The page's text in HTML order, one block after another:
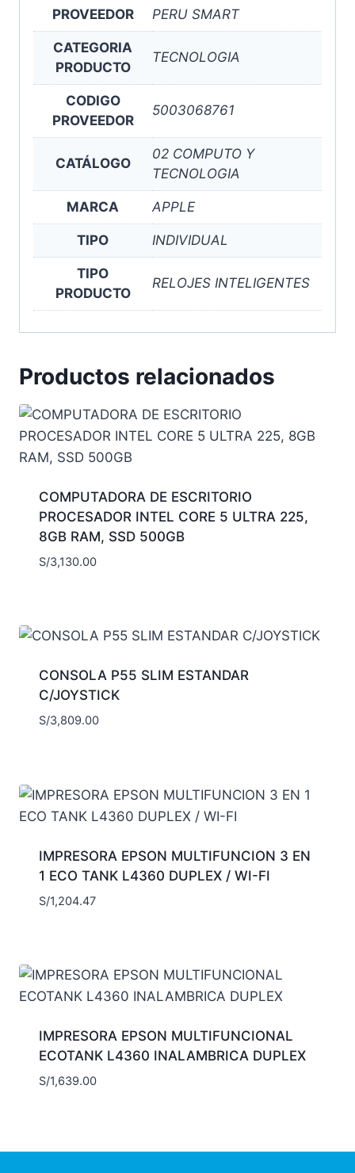
PROVEEDOR PERU SMART
CATEGORIA
PRODUCTO
TECNOLOGIA
CODIGO
PROVEEDOR
5003068761
CATÁLOGO
02 COMPUTO Y
TECNOLOGIA
MARCA APPLE
TIPO INDIVIDUAL
TIPO
PRODUCTO
RELOJES INTELIGENTES
Productos relacionados
COMPUTADORA DE ESCRITORIO
PROCESADOR INTEL CORE 5 ULTRA 225,
8GB RAM, SSD 500GB
S/3,130.00
CONSOLA P55 SLIM ESTANDAR
C/JOYSTICK
S/3,809.00
IMPRESORA EPSON MULTIFUNCION 3 EN
1 ECO TANK L4360 DUPLEX / WI-FI
S/1,204.47
IMPRESORA EPSON MULTIFUNCIONAL
ECOTANK L4360 INALAMBRICA DUPLEX
S/1,639.00